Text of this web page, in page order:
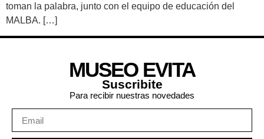
toman la palabra, junto con el equipo de educación del
MALBA. […]
MUSEO EVITA
Suscribite
Para recibir nuestras novedades